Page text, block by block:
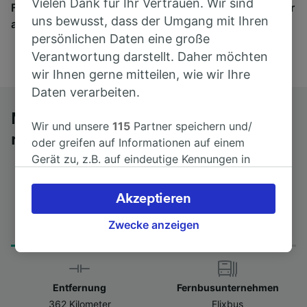
Finden Sie hier Fahrkarten für Verbindungen von mehr
als 170 Bahn- und Busunternehmen.
Mit dem Fernbus von Porto Garibaldi
nach Turin
Fahrtdauer
from 7Std 15min
Erster und letzter Bus
14:05 - 14:05
Entfernung
362 Kilometer
Fernbusunternehmen
Flixbus
Vielen Dank für Ihr Vertrauen. Wir sind
uns bewusst, dass der Umgang mit Ihren
persönlichen Daten eine große
Verantwortung darstellt. Daher möchten
wir Ihnen gerne mitteilen, wie wir Ihre
Daten verarbeiten.
Wir und unsere115 Partner speichern und/
oder greifen auf Informationen auf einem
Gerät zu, z.B. auf eindeutige Kennungen in
verarbeiten. Sie können Ihre Präferenzen
akzeptieren oder verwalten, einschließlich
Ihres Widerspruchsrechts bei berechtigtem
besuchen Sie jederzeit die Seite der
Datenschutzrichtlinie. Diese Präferenzen
werden unseren Partnern signalisiert und
Zwecke anzeigen
Akzeptieren